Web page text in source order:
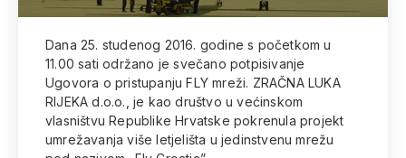
Dana 25. studenog 2016. godine s početkom u
11.00 sati održano je svečano potpisivanje
Ugovora o pristupanju FLY mreži. ZRAČNA LUKA
RIJEKA d.o.o., je kao društvo u većinskom
vlasništvu Republike Hrvatske pokrenula projekt
umrežavanja više letjelišta u jedinstvenu mrežu